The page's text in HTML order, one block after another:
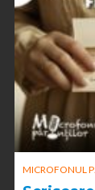
MICROFONUL